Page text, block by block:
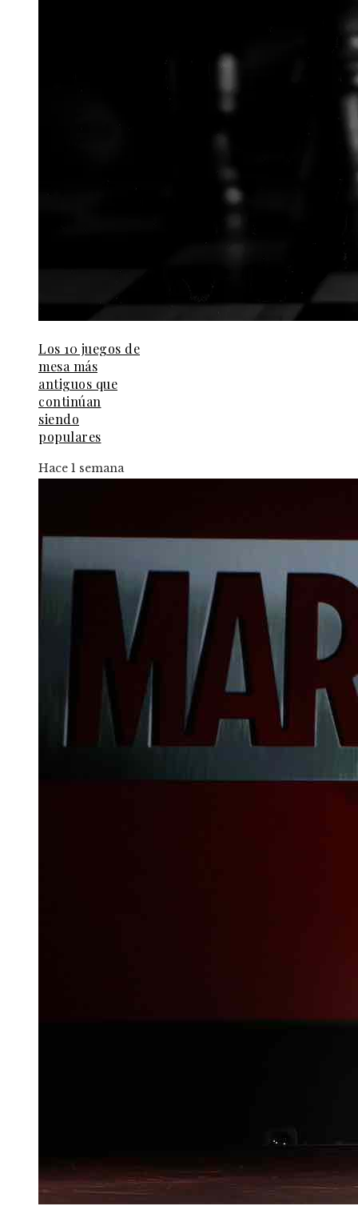
Los 10 juegos de
mesa más
antiguos que
continúan
siendo
populares
Hace 1 semana